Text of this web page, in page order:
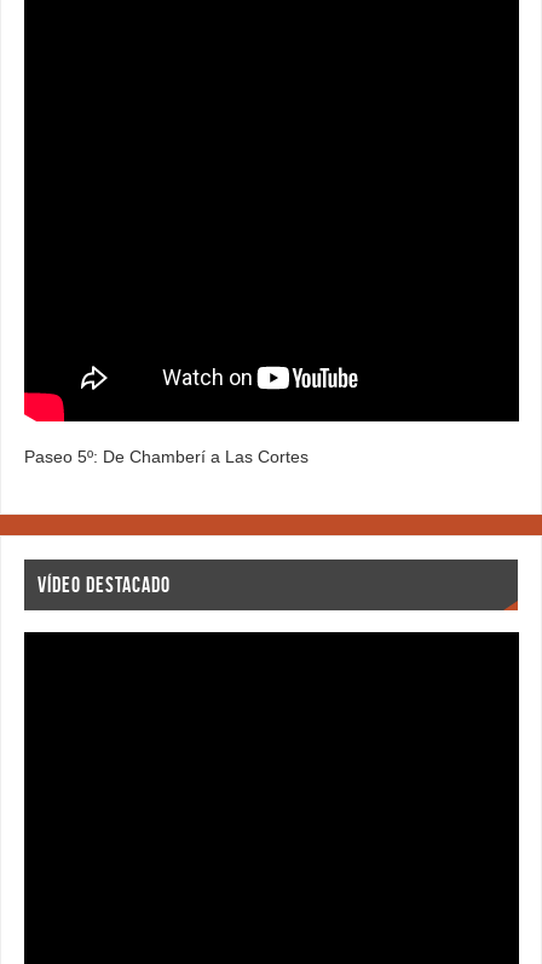
Paseo 5º: De Chamberí a Las Cortes
VÍDEO DESTACADO